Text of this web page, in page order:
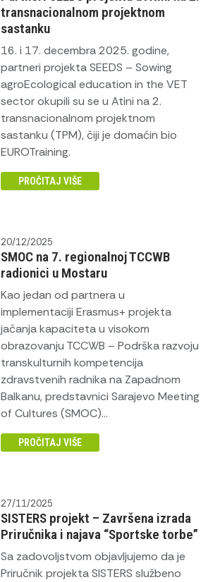
transnacionalnom projektnom
sastanku
16. i 17. decembra 2025. godine,
partneri projekta SEEDS – Sowing
agroEcological education in the VET
sector okupili su se u Atini na 2.
transnacionalnom projektnom
sastanku (TPM), čiji je domaćin bio
EUROTraining.
PROČITAJ VIŠE
20/12/2025
SMOC na 7. regionalnoj TCCWB
radionici u Mostaru
Kao jedan od partnera u
implementaciji Erasmus+ projekta
jačanja kapaciteta u visokom
obrazovanju TCCWB – Podrška razvoju
transkulturnih kompetencija
zdravstvenih radnika na Zapadnom
Balkanu, predstavnici Sarajevo Meeting
of Cultures (SMOC)...
PROČITAJ VIŠE
27/11/2025
SISTERS projekt – Završena izrada
Priručnika i najava “Sportske torbe”
Sa zadovoljstvom objavljujemo da je
Priručnik projekta SISTERS službeno